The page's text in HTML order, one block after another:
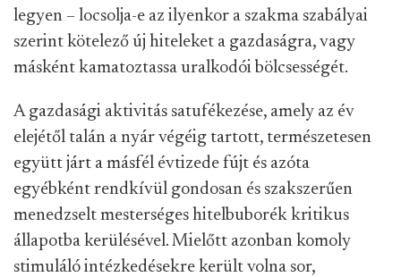
legyen – locsolja-e az ilyenkor a szakma szabályai
szerint kötelező új hiteleket a gazdaságra, vagy
másként kamatoztassa uralkodói bölcsességét.
A gazdasági aktivitás satufékezése, amely az év
elejétől talán a nyár végéig tartott, természetesen
együtt járt a másfél évtizede fújt és azóta
egyébként rendkívül gondosan és szakszerűen
menedzselt mesterséges hitelbuborék kritikus
állapotba kerülésével. Mielőtt azonban komoly
stimuláló intézkedésekre került volna sor,